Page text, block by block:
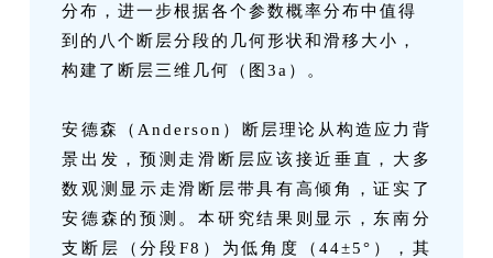
分布，进一步根据各个参数概率分布中值得
到的八个断层分段的几何形状和滑移大小，
构建了断层三维几何（图3a）。
安德森（Anderson）断层理论从构造应力背
景出发，预测走滑断层应该接近垂直，大多
数观测显示走滑断层带具有高倾角，证实了
安德森的预测。本研究结果则显示，东南分
支断层（分段F8）为低角度（44±5°），其